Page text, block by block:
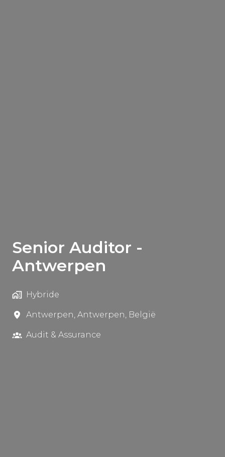
Senior Auditor -
Antwerpen
Hybride
Antwerpen Antwerpen België
Audit & Assurance